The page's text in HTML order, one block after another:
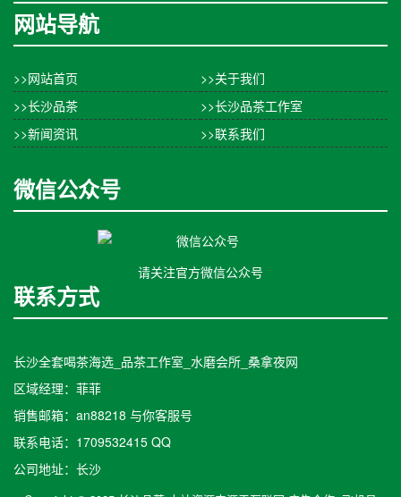
网站导航
>>网站首页
>>关于我们
>>长沙品茶
>>长沙品茶工作室
>>新闻资讯
>>联系我们
微信公众号
请关注官方微信公众号
联系方式
长沙全套喝茶海选_品茶工作室_水磨会所_桑拿夜网
区域经理：菲菲
销售邮箱：an88218 与你客服号
联系电话：1709532415 QQ
公司地址：长沙